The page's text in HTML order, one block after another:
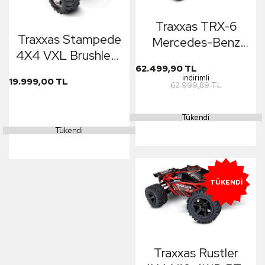
Traxxas Stampede
4X4 VXL Brushless
Monster Truck TQi
19.999,00 TL
Tükendi
Traxxas TRX-6
Mercedes-Benz
Trail Crawler Truck
TQi Elektrikli Rc
Gümüş
62.499,90 TL
indirimli
62.999,89 TL
Tükendi
TÜKENDI
Traxxas Rustler